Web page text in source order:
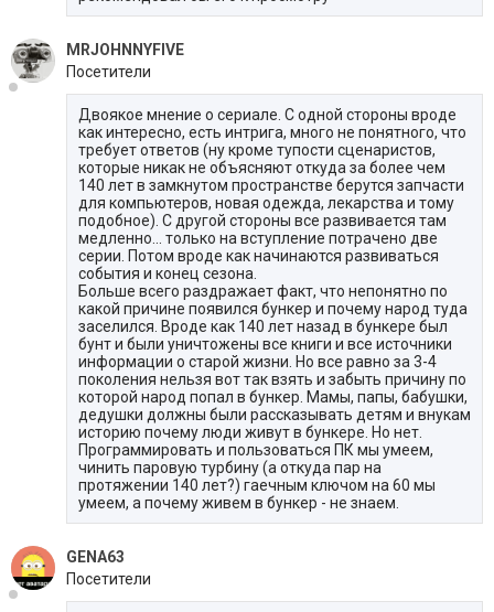
MRJOHNNYFIVE
Посетители
Двоякое мнение о сериале. С одной стороны вроде
как интересно, есть интрига, много не понятного, что
требует ответов (ну кроме тупости сценаристов,
которые никак не объясняют откуда за более чем
140 лет в замкнутом пространстве берутся запчасти
для компьютеров, новая одежда, лекарства и тому
подобное). С другой стороны все развивается там
медленно... только на вступление потрачено две
серии. Потом вроде как начинаются развиваться
события и конец сезона.
Больше всего раздражает факт, что непонятно по
какой причине появился бункер и почему народ туда
заселился. Вроде как 140 лет назад в бункере был
бунт и были уничтожены все книги и все источники
информации о старой жизни. Но все равно за 3-4
поколения нельзя вот так взять и забыть причину по
которой народ попал в бункер. Мамы, папы, бабушки,
дедушки должны были рассказывать детям и внукам
историю почему люди живут в бункере. Но нет.
Программировать и пользоваться ПК мы умеем,
чинить паровую турбину (а откуда пар на
протяжении 140 лет?) гаечным ключом на 60 мы
умеем, а почему живем в бункер - не знаем.
GENA63
Посетители